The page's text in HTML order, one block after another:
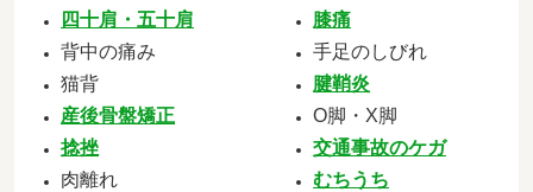
四十肩・五十肩
背中の痛み
猫背
産後骨盤矯正
捻挫
肉離れ
膝痛
手足のしびれ
腱鞘炎
O脚・X脚
交通事故のケガ
むちうち